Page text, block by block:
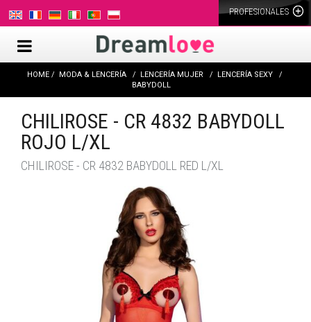
PROFESIONALES
HOME MODA & LENCERÍA LENCERÍA MUJER
LENCERÍA SEXY
BABYDOLL
CHILIROSE - CR 4832 BABYDOLL
ROJO L/XL
CHILIROSE - CR 4832 BABYDOLL RED L/XL